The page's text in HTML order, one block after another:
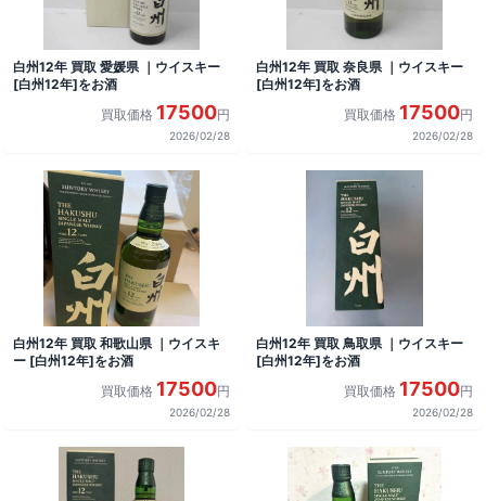
白州12年 買取 愛媛県 ｜ウイスキー
[白州12年]をお酒
買取価格 17500円
2026/02/28
白州12年 買取 奈良県 ｜ウイスキー
[白州12年]をお酒
買取価格 17500円
2026/02/28
白州12年 買取 和歌山県 ｜ウイスキ
ー [白州12年]をお酒
買取価格 17500円
2026/02/28
白州12年 買取 鳥取県 ｜ウイスキー
[白州12年]をお酒
買取価格 17500円
2026/02/28